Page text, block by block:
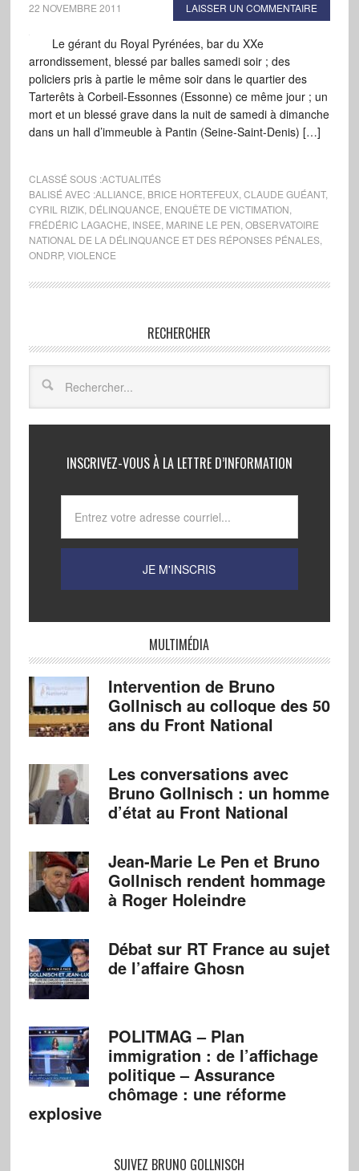
22 NOVEMBRE 2011 LAISSER UN COMMENTAIRE
Le gérant du Royal Pyrénées, bar du XXe
arrondissement, blessé par balles samedi soir ; des
policiers pris à partie le même soir dans le quartier des
Tarterêts à Corbeil-Essonnes (Essonne) ce même jour ; un
mort et un blessé grave dans la nuit de samedi à dimanche
dans un hall d’immeuble à Pantin (Seine-Saint-Denis) […]
CLASSÉ SOUS :ACTUALITÉS
BALISÉ AVEC :ALLIANCE BRICE HORTEFEUX, CLAUDE GUÉANT,
CYRIL RIZIK, DÉLINQUANCE ENQUÊTE DE VICTIMATION
FRÉDÉRIC LAGACHE INSEE MARINE LE PEN OBSERVATOIRE
NATIONAL DE LA DÉLINQUANCE ET DES RÉPONSES PÉNALES,
ONDRP, VIOLENCE
RECHERCHER
INSCRIVEZ-VOUS À LA LETTRE D’INFORMATION
MULTIMÉDIA
Intervention de Bruno
Gollnisch au colloque des 50
ans du Front National
Les conversations avec
Bruno Gollnisch : un homme
d’état au Front National
Jean-Marie Le Pen et Bruno
Gollnisch rendent hommage
à Roger Holeindre
Débat sur RT France au sujet
de l’affaire Ghosn
POLITMAG – Plan
immigration : de l’affichage
politique – Assurance
chômage : une réforme
explosive
SUIVEZ BRUNO GOLLNISCH